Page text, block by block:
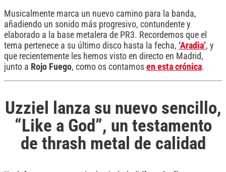
Musicalmente marca un nuevo camino para la banda,
añadiendo un sonido más progresivo, contundente y
elaborado a la base metalera de PR3. Recordemos que el
tema pertenece a su último disco hasta la fecha, ‘Aradia’, y
que recientemente les hemos visto en directo en Madrid,
junto a Rojo Fuego, como os contamos en esta crónica.
Uzziel lanza su nuevo sencillo,
“Like a God”, un testamento
de thrash metal de calidad